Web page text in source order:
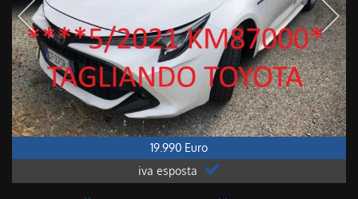
19.990 Euro
iva esposta